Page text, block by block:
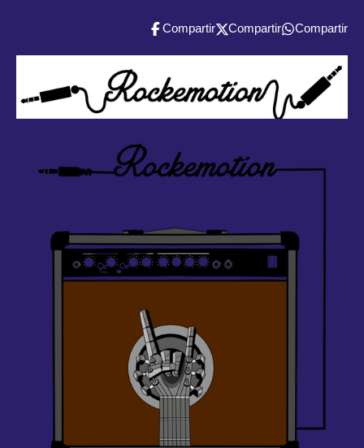
Compartir Compartir Compartir